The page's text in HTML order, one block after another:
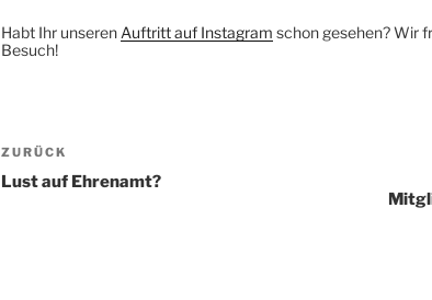
Habt Ihr unseren Auftritt auf Instagram schon gesehen? Wir
Besuch!
Beitragsnavigation
Vorheriger
ZURÜCK
Lust auf Ehrenamt?